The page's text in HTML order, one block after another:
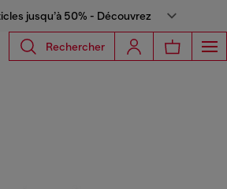
jusqu’à 50% - Découvrez
Rechercher